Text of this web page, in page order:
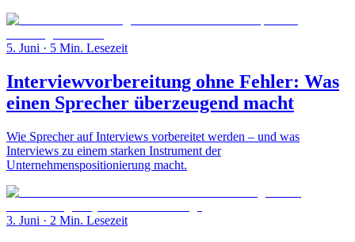
5. Juni · 5 Min. Lesezeit
Interviewvorbereitung ohne Fehler: Was
einen Sprecher überzeugend macht
Wie Sprecher auf Interviews vorbereitet werden – und was
Interviews zu einem starken Instrument der
Unternehmenspositionierung macht.
3. Juni · 2 Min. Lesezeit